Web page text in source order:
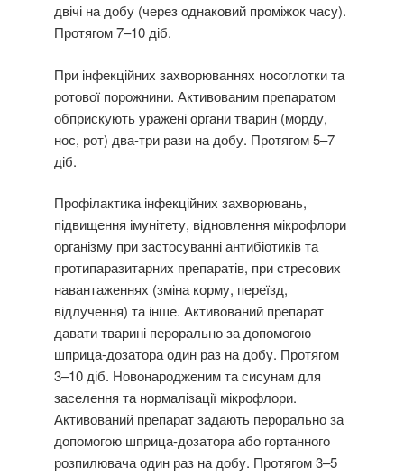
двічі на добу (через однаковий проміжок часу).
Протягом 7–10 діб.
При інфекційних захворюваннях носоглотки та
ротової порожнини. Активованим препаратом
обприскують уражені органи тварин (морду,
нос, рот) два-три рази на добу. Протягом 5–7
діб.
Профілактика інфекційних захворювань,
підвищення імунітету, відновлення мікрофлори
організму при застосуванні антибіотиків та
протипаразитарних препаратів, при стресових
навантаженнях (зміна корму, переїзд,
відлучення) та інше. Активований препарат
давати тварині перорально за допомогою
шприца-дозатора один раз на добу. Протягом
3–10 діб. Новонародженим та сисунам для
заселення та нормалізації мікрофлори.
Активований препарат задають перорально за
допомогою шприца-дозатора або гортанного
розпилювача один раз на добу. Протягом 3–5